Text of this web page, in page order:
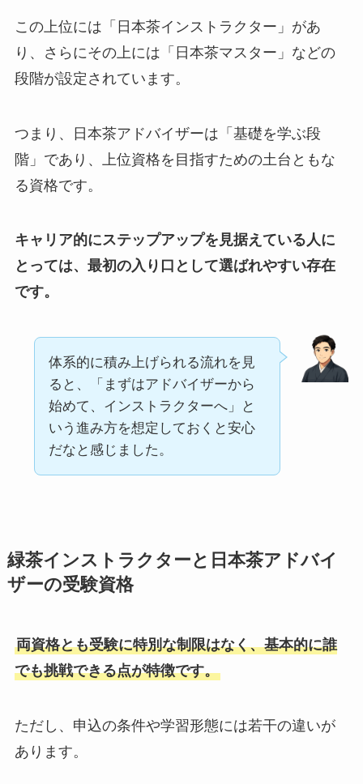
この上位には「日本茶インストラクター」があ
り、さらにその上には「日本茶マスター」などの
段階が設定されています。
つまり、日本茶アドバイザーは「基礎を学ぶ段
階」であり、上位資格を目指すための土台ともな
る資格です。
キャリア的にステップアップを見据えている人に
とっては、最初の入り口として選ばれやすい存在
です。
体系的に積み上げられる流れを見
ると、「まずはアドバイザーから
始めて、インストラクターへ」と
いう進み方を想定しておくと安心
だなと感じました。
緑茶インストラクターと日本茶アドバイ
ザーの受験資格
両資格とも受験に特別な制限はなく、基本的に誰
でも挑戦できる点が特徴です。
ただし、申込の条件や学習形態には若干の違いが
あります。